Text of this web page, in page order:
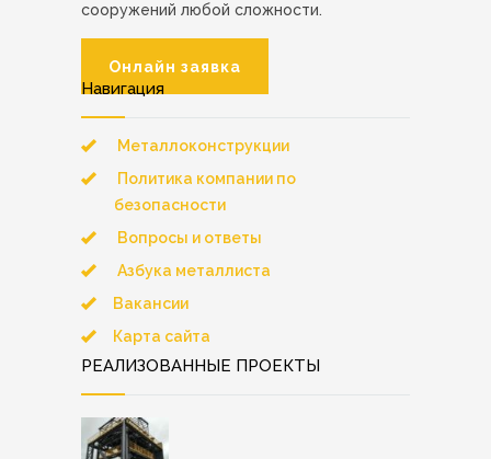
сооружений любой сложности.
Онлайн заявка
Навигация
Металлоконструкции
Политика компании по
безопасности
Вопросы и ответы
Азбука металлиста
Вакансии
Карта сайта
РЕАЛИЗОВАННЫЕ ПРОЕКТЫ